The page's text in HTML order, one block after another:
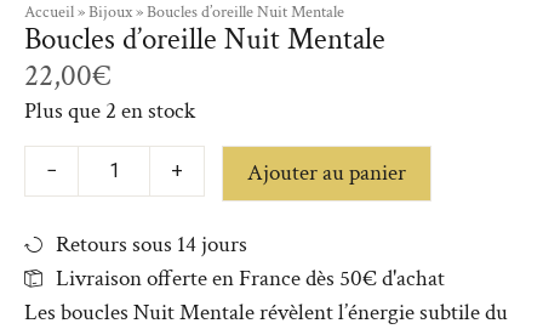
Accueil»Bijoux»Boucles d’oreille Nuit Mentale
Boucles d’oreille Nuit Mentale
22,00€
Plus que 2 en stock
− + Ajouter au panier
Retours sous 14 jours
Livraison offerte en France dès 50€ d'achat
Les boucles Nuit Mentale révèlent l’énergie subtile du